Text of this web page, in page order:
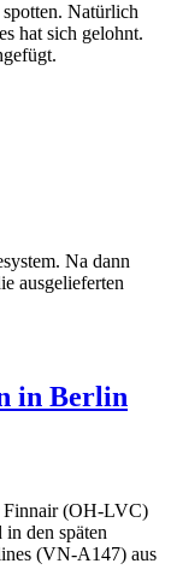
Natürlich
hat sich gelohnt.
Na dann
ausgelieferten
in Berlin
Finnair (OH-LVC)
den späten
(VN-A147) aus